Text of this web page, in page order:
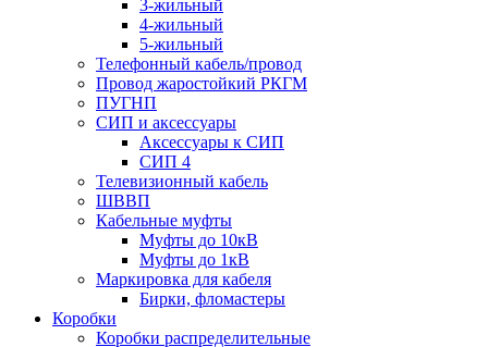
3-жильный
4-жильный
5-жильный
Телефонный кабель/провод
Провод жаростойкий РКГМ
ПУГНП
СИП и аксессуары
Аксессуары к СИП
СИП 4
Телевизионный кабель
ШВВП
Кабельные муфты
Муфты до 10кВ
Муфты до 1кВ
Маркировка для кабеля
Бирки, фломастеры
Коробки
Коробки распределительные